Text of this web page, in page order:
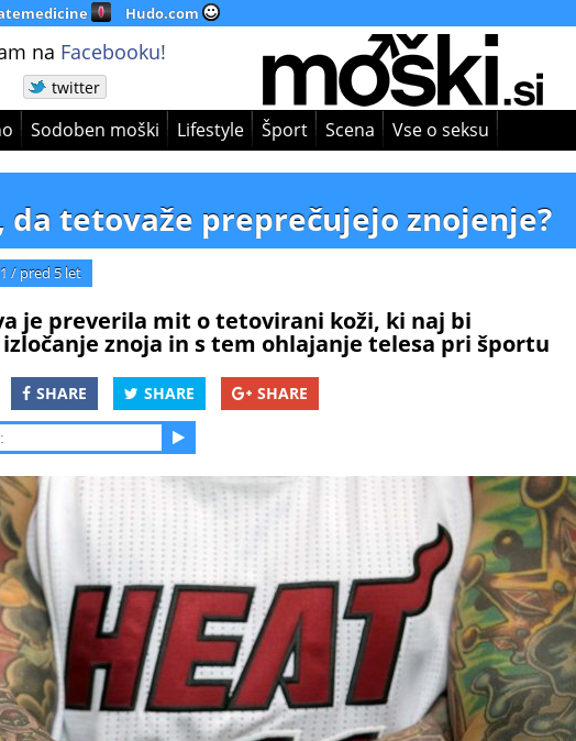
Hudo.com
na Facebooku!
twitter
Sodoben moški Lifestyle Šport Scena Vse o seksu
da tetovaže preprečujejo znojenje?
/ pred 5 let
je preverila mit o tetovirani koži, ki naj bi
znoja in s tem ohlajanje telesa pri športu
SHARE SHARE SHARE